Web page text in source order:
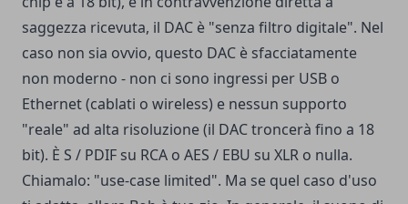
saggezza ricevuta, il DAC è "senza filtro digitale". Nel
caso non sia ovvio, questo DAC è sfacciatamente
non moderno - non ci sono ingressi per USB o
Ethernet (cablati o wireless) e nessun supporto
"reale" ad alta risoluzione (il DAC troncerà fino a 18
bit). È S / PDIF su RCA o AES / EBU su XLR o nulla.
Chiamalo: "use-case limited". Ma se quel caso d'uso